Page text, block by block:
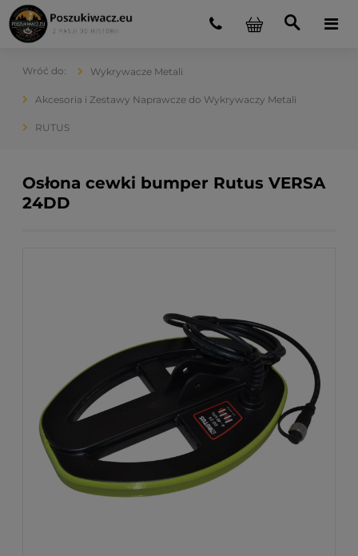
Wykrywacze Metali
Akcesoria i Zestawy Naprawcze do Wykrywaczy Metali
RUTUS
Osłona cewki bumper Rutus VERSA
24DD